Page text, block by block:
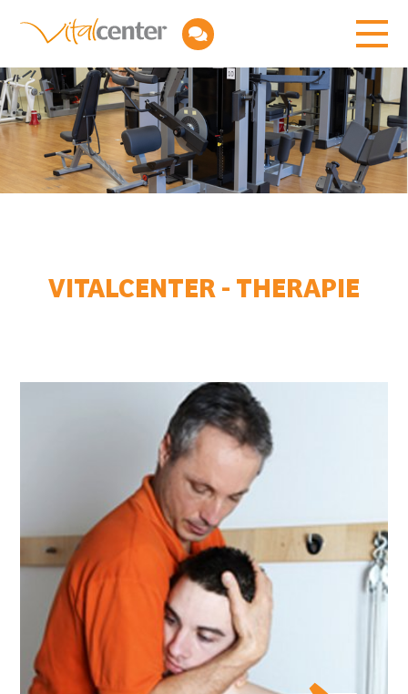
VITALCENTER - THERAPIE